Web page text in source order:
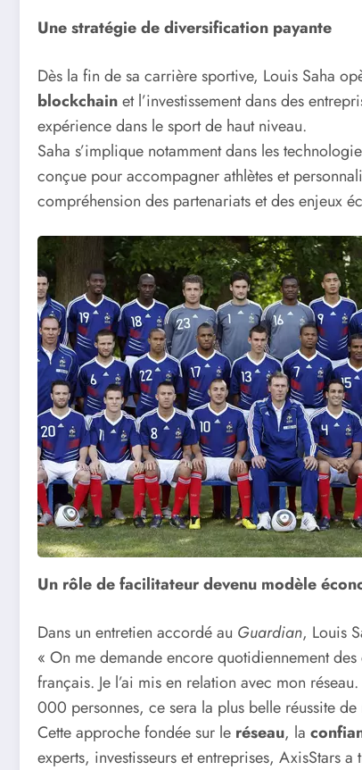
Une stratégie de diversification payante
Dès la fin de sa carrière sportive, Louis Saha
blockchainet l’investissement dans des
expérience dans le sport de haut niveau.
Saha s’implique notamment dans les
conçue pour accompagner athlètes et
compréhension des partenariats et des enjeux
Un rôle de facilitateur devenu modèle
Dans un entretien accordé au Guardian, Louis
« On me demande encore quotidiennement
français. Je l’ai mis en relation avec mon
000 personnes, ce sera la plus belle réussite de
Cette approche fondée sur le réseau, la
experts, investisseurs et entreprises, AxisStars